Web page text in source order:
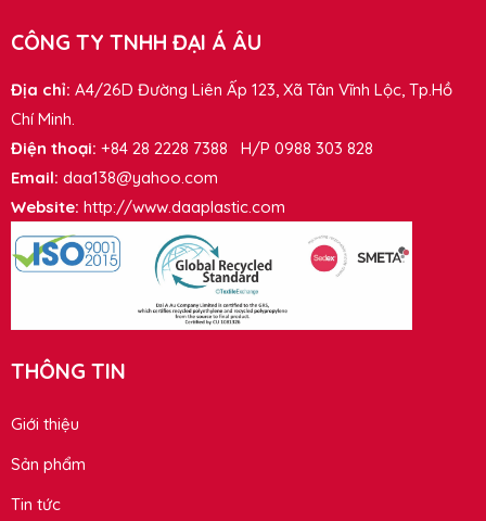
CÔNG TY TNHH ĐẠI Á ÂU
Địa chỉ: A4/26D Đường Liên Ấp 123, Xã Tân Vĩnh Lộc, Tp.Hồ
Chí Minh.
Điện thoại: +84 28 2228 7388 H/P 0988 303 828
Email: daa138@yahoo.com
Website: http://www.daaplastic.com
THÔNG TIN
Giới thiệu
Sản phẩm
Tin tức